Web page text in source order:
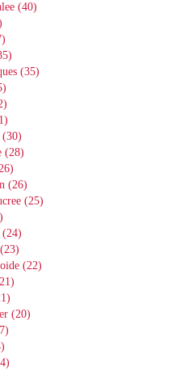
(40)
(35)
(30)
(28)
(26)
(25)
(24)
(23)
(22)
(20)